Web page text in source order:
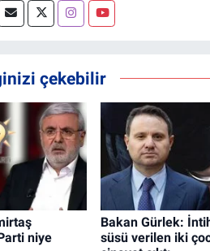
çekebilir
niye
Bakan Gürlek:
süsü verilen iki